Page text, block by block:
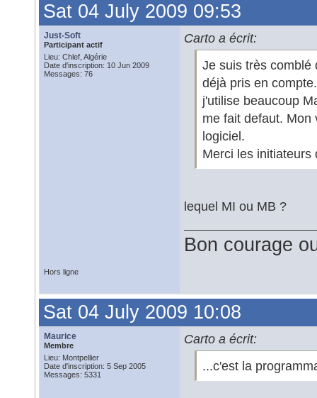
Sat 04 July 2009 09:53
Just-Soft
Participant actif
Lieu: Chlef, Algérie
Date d'inscription: 10 Jun 2009
Messages: 76
Carto a écrit:
Je suis très comblé
déjà pris en compte.
j'utilise beaucoup
me fait defaut. Mon
logiciel.
Merci les initiateurs
lequel MI ou MB ?
Bon courage
Hors ligne
Sat 04 July 2009 10:08
Maurice
Membre
Lieu: Montpellier
Date d'inscription: 5 Sep 2005
Messages: 5331
Carto a écrit:
...c'est la